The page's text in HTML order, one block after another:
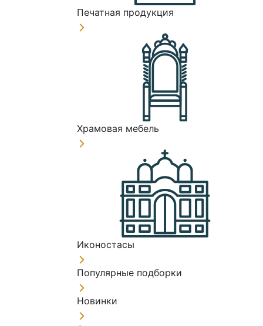
Печатная продукция
Храмовая мебель
Иконостасы
Популярные подборки
Новинки